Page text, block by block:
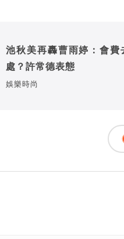
池秋美再轟曹雨婷：會費
處？許常德表態
娛樂時尚